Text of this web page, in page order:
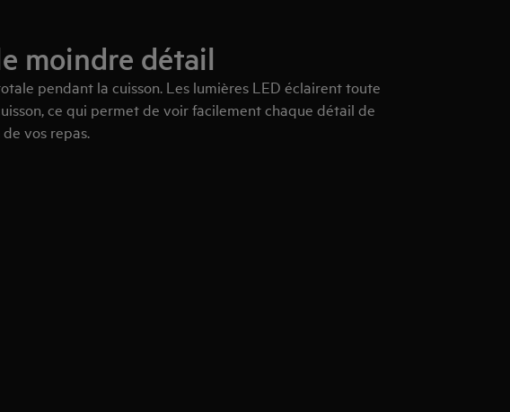
moindre détail
pendant la cuisson. Les lumières LED éclairent toute
ce qui permet de voir facilement chaque détail de
vos repas.